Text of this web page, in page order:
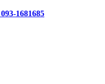
1681685